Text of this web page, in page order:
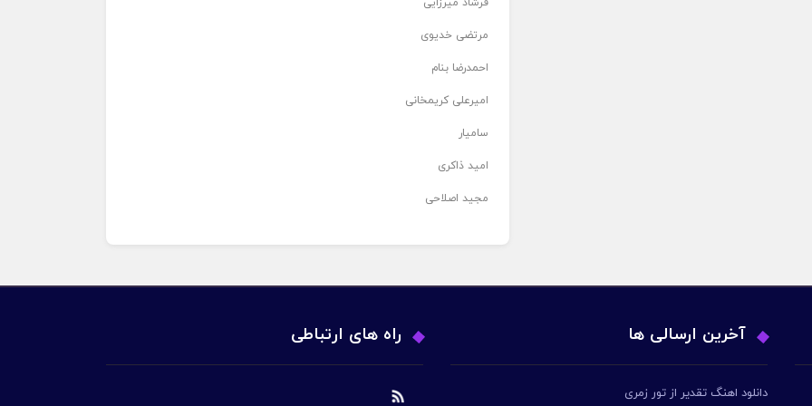
مرتضی خدیوی
احمدرضا بنام
امیرعلی کریمخانی
سامیار
امید ذاکری
مجید اصلاحی
آخرین ارسالی ها
دانلود اهنگ تقدیر از تور زمری
راه های ارتباطی